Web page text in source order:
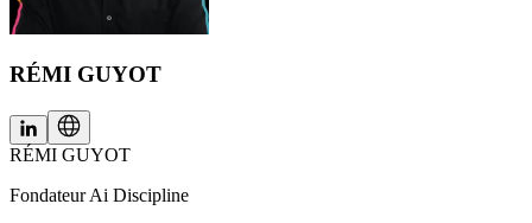
RÉMI GUYOT
RÉMI GUYOT
Fondateur Ai Discipline